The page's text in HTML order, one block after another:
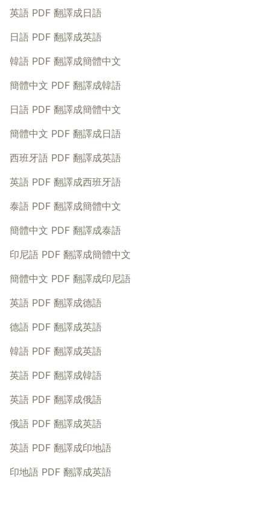
英語 PDF 翻譯成日語
日語 PDF 翻譯成英語
韓語 PDF 翻譯成簡體中文
簡體中文 PDF 翻譯成韓語
日語 PDF 翻譯成簡體中文
簡體中文 PDF 翻譯成日語
西班牙語 PDF 翻譯成英語
英語 PDF 翻譯成西班牙語
泰語 PDF 翻譯成簡體中文
簡體中文 PDF 翻譯成泰語
印尼語 PDF 翻譯成簡體中文
簡體中文 PDF 翻譯成印尼語
英語 PDF 翻譯成德語
德語 PDF 翻譯成英語
韓語 PDF 翻譯成英語
英語 PDF 翻譯成韓語
英語 PDF 翻譯成俄語
俄語 PDF 翻譯成英語
英語 PDF 翻譯成印地語
印地語 PDF 翻譯成英語